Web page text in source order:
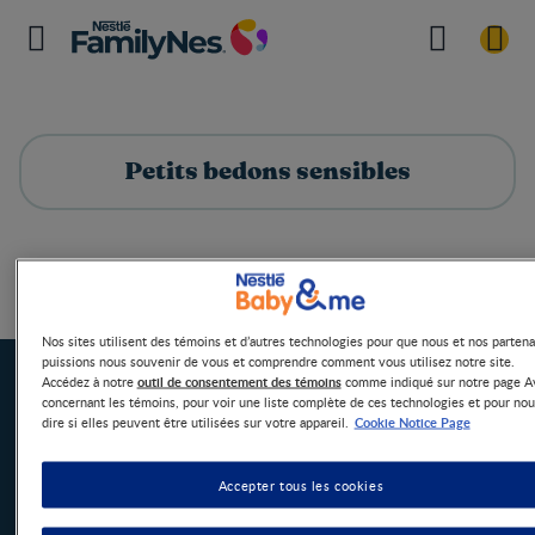
Petits bedons sensibles
Petits bedons sensibles
Nos sites utilisent des témoins et d’autres technologies pour que nous et nos
puissions nous souvenir de vous et comprendre comment vous utilisez notre site.
Accédez à notre outil de consentement des témoinscomme indiqué sur notre page
concernant les témoins, pour voir une liste complète de ces technologies et pour
dire si elles peuvent être utilisées sur votre appareil. Cookie Notice Page
Accepter tous les cookies